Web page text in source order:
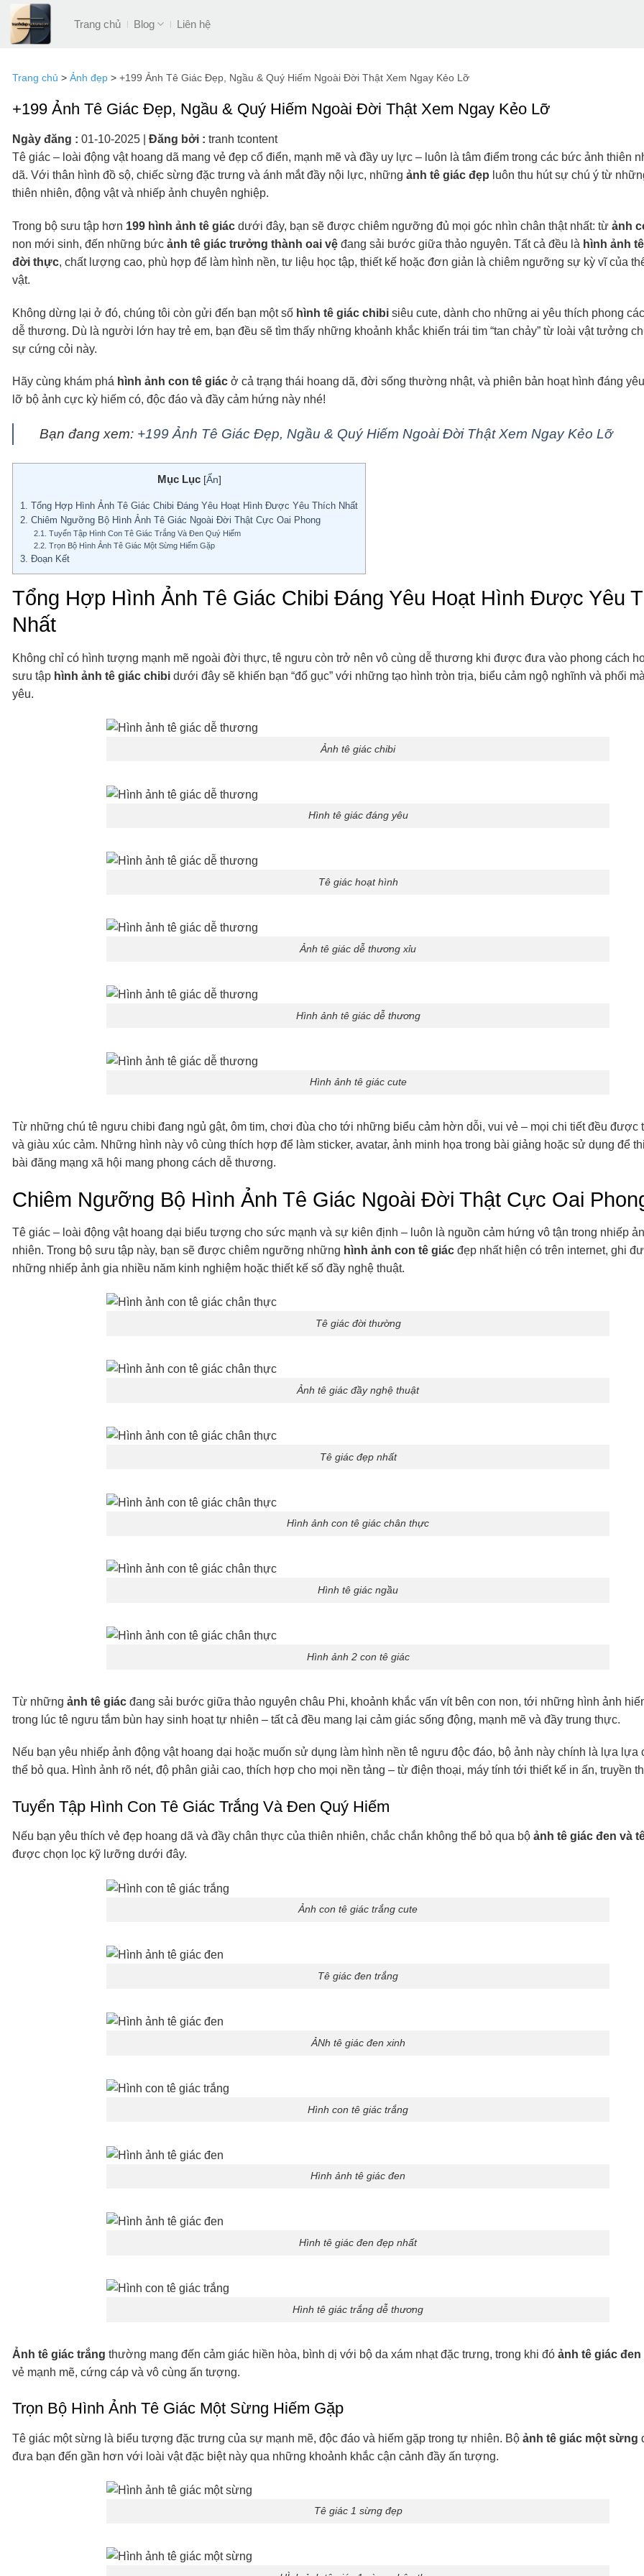
qua
nội
Trang chủ Blog Liên hệ
Trang chủ > Ảnh đẹp > +199 Ảnh Tê Giác Đẹp, Ngầu & Quý Hiếm Ngoài Đời Thật Xem Ngay Kẻo Lỡ
+199 Ảnh Tê Giác Đẹp, Ngầu & Quý Hiếm Ngoài Đời Thật Xem Ngay Kẻo Lỡ
Ngày đăng : 01-10-2025 Đăng bởi : tranh tcontent
Tê giác – loài động vật hoang dã mang vẻ đẹp cổ điển, mạnh mẽ và đầy uy lực – luôn là tâm điểm trong các bức ảnh thiên
dã. Với thân hình đồ sộ, chiếc sừng đặc trưng và ánh mắt đầy nội lực, những ảnh tê giác đẹp luôn thu hút sự chú ý từ
thiên nhiên, động vật và nhiếp ảnh chuyên nghiệp.
Trong bộ sưu tập hơn 199 hình ảnh tê giác dưới đây, bạn sẽ được chiêm ngưỡng đủ mọi góc nhìn chân thật nhất: từ ảnh
non mới sinh, đến những bức ảnh tê giác trưởng thành oai vệ đang sải bước giữa thảo nguyên. Tất cả đều là hình ảnh
đời thực, chất lượng cao, phù hợp để làm hình nền, tư liệu học tập, thiết kế hoặc đơn giản là chiêm ngưỡng sự kỳ vĩ của
vật.
Không dừng lại ở đó, chúng tôi còn gửi đến bạn một số hình tê giác chibi siêu cute, dành cho những ai yêu thích phong
dễ thương. Dù là người lớn hay trẻ em, bạn đều sẽ tìm thấy những khoảnh khắc khiến trái tim “tan chảy” từ loài vật tưởng
sự cứng cỏi này.
Hãy cùng khám phá hình ảnh con tê giác ở cả trạng thái hoang dã, đời sống thường nhật, và phiên bản hoạt hình đáng
lỡ bộ ảnh cực kỳ hiếm có, độc đáo và đầy cảm hứng này nhé!
Bạn đang xem: +199 Ảnh Tê Giác Đẹp, Ngầu & Quý Hiếm Ngoài Đời Thật Xem Ngay Kẻo Lỡ
Mục Lục [Ẩn]
1. Tổng Hợp Hình Ảnh Tê Giác Chibi Đáng Yêu Hoạt Hình Được Yêu Thích Nhất
2. Chiêm Ngưỡng Bộ Hình Ảnh Tê Giác Ngoài Đời Thật Cực Oai Phong
2.1.
Tuyển Tập Hình Con Tê Giác Trắng Và Đen Quý Hiếm
2.2. Trọn Bộ Hình Ảnh Tê Giác Một Sừng Hiếm Gặp
3. Đoạn Kết
Tổng Hợp Hình Ảnh Tê Giác Chibi Đáng Yêu Hoạt Hình Được Yêu
Nhất
Không chỉ có hình tượng mạnh mẽ ngoài đời thực, tê ngưu còn trở nên vô cùng dễ thương khi được đưa vào phong cách
sưu tập hình ảnh tê giác chibi dưới đây sẽ khiến bạn “đổ gục” với những tạo hình tròn trịa, biểu cảm ngộ nghĩnh và phối
yêu.
Ảnh tê giác chibi
Hình tê giác đáng yêu
Tê giác hoạt hình
Ảnh tê giác dễ thương xỉu
Hình ảnh tê giác dễ thương
Hình ảnh tê giác cute
Từ những chú tê ngưu chibi đang ngủ gật, ôm tim, chơi đùa cho tới những biểu cảm hờn dỗi, vui vẻ – mọi chi tiết đều được
và giàu xúc cảm. Những hình này vô cùng thích hợp để làm sticker, avatar, ảnh minh họa trong bài giảng hoặc sử dụng để
bài đăng mạng xã hội mang phong cách dễ thương.
Chiêm Ngưỡng Bộ Hình Ảnh Tê Giác Ngoài Đời Thật Cực Oai
Tê giác – loài động vật hoang dại biểu tượng cho sức mạnh và sự kiên định – luôn là nguồn cảm hứng vô tận trong nhiếp
nhiên. Trong bộ sưu tập này, bạn sẽ được chiêm ngưỡng những hình ảnh con tê giác đẹp nhất hiện có trên internet, ghi
những nhiếp ảnh gia nhiều năm kinh nghiệm hoặc thiết kế số đầy nghệ thuật.
Tê giác đời thường
Ảnh tê giác đầy nghệ thuật
Tê giác đẹp nhất
Hình ảnh con tê giác chân thực
Hình tê giác ngầu
Hình ảnh 2 con tê giác
Từ những ảnh tê giác đang sải bước giữa thảo nguyên châu Phi, khoảnh khắc vấn vít bên con non, tới những hình ảnh
trong lúc tê ngưu tắm bùn hay sinh hoạt tự nhiên – tất cả đều mang lại cảm giác sống động, mạnh mẽ và đầy trung thực.
Nếu bạn yêu nhiếp ảnh động vật hoang dại hoặc muốn sử dụng làm hình nền tê ngưu độc đáo, bộ ảnh này chính là lựa lựa
thể bỏ qua. Hình ảnh rõ nét, độ phân giải cao, thích hợp cho mọi nền tảng – từ điện thoại, máy tính tới thiết kế in ấn, truyền
Tuyển Tập Hình Con Tê Giác Trắng Và Đen Quý Hiếm
Nếu bạn yêu thích vẻ đẹp hoang dã và đầy chân thực của thiên nhiên, chắc chắn không thể bỏ qua bộ ảnh tê giác đen và
được chọn lọc kỹ lưỡng dưới đây.
Ảnh con tê giác trắng cute
Tê giác đen trắng
ẢNh tê giác đen xinh
Hình con tê giác trắng
Hình ảnh tê giác đen
Hình tê giác đen đẹp nhất
Hình tê giác trắng dễ thương
Ảnh tê giác trắng thường mang đến cảm giác hiền hòa, bình dị với bộ da xám nhạt đặc trưng, trong khi đó ảnh tê giác đen
vẻ mạnh mẽ, cứng cáp và vô cùng ấn tượng.
Trọn Bộ Hình Ảnh Tê Giác Một Sừng Hiếm Gặp
Tê giác một sừng là biểu tượng đặc trưng của sự mạnh mẽ, độc đáo và hiếm gặp trong tự nhiên. Bộ ảnh tê giác một sừng
đưa bạn đến gần hơn với loài vật đặc biệt này qua những khoảnh khắc cận cảnh đầy ấn tượng.
Tê giác 1 sừng đẹp